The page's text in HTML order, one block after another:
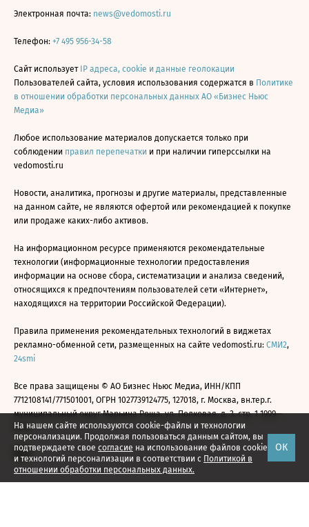
На нашем сайте используются cookie-файлы и технологии
персонализации. Продолжая пользоваться данным сайтом, вы
подтверждаете свое согласие на использование файлов cookie
и технологий персонализации в соответствии с Политикой в
отношении обработки персональных данных.
ОК
Электронная почта: news@vedomosti.ru
Телефон: +7 495 956-34-58
Сайт использует IP адреса, cookie и данные геолокации
Пользователей сайта, условия использования содержатся в Политике
в отношении обработки персональных данных АО «Бизнес Ньюс
Медиа»
Любое использование материалов допускается только при
соблюдении правил перепечатки и при наличии гиперссылки на
vedomosti.ru
Новости, аналитика, прогнозы и другие материалы, представленные
на данном сайте, не являются офертой или рекомендацией к покупке
или продаже каких-либо активов.
На информационном ресурсе применяются рекомендательные
технологии (информационные технологии предоставления
информации на основе сбора, систематизации и анализа сведений,
относящихся к предпочтениям пользователей сети «Интернет»,
находящихся на территории Российской Федерации).
Правила применения рекомендательных технологий в виджетах
рекламно-обменной сети, размещенных на сайте vedomosti.ru: СМИ2,
24smi
Все права защищены © АО Бизнес Ньюс Медиа, ИНН/КПП
7712108141/771501001, ОГРН 1027739124775, 127018, г. Москва, вн.тер.г.
муниципальный округ Марьина Роща, ул. Полковая, д. 3, стр. 1 1999—
2026